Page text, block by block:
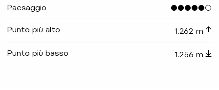
Paesaggio
Punto più alto 1.262 m
Punto più basso 1.256 m